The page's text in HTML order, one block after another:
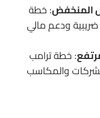
المنخفض: خطة
ودعم مالي
: خطة ترامب
والمكاسب